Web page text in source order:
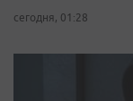
сегодня, 01:28